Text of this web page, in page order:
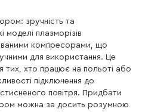
зручність та
моделі плазморізів
компресорами, що
для використання. Це
хто працює на польоті або
підключення до
повітря. Придбати
можна за досить розумною